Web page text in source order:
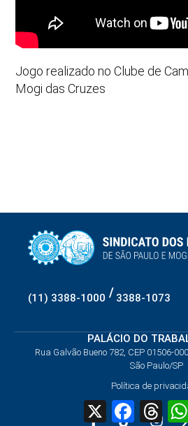
Jogo realizado no Clube de
Mogi das Cruzes
(11) 3388-1000 / 3388-1073
PALÁCIO DO
Rua Galvão Bueno 782, CEP 01506-
São Paulo/SP
Política de
X Facebook